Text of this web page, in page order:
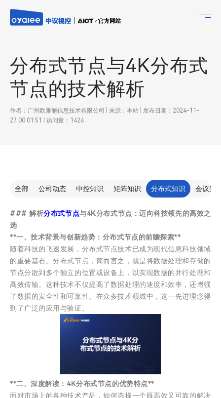
分布式节点与4K分布式
节点的技术解析
作者：广州欧雅丽信息技术有限公司 | 来源：本站 | 发布日期：2024-11-
27 00:01:51 | 访问量：1424
全部 公司动态 中控知识 矩阵知识 分布式知识 会议知
### 解析分布式节点与4K分布式节点：迈向科技领先的高效之
选
**一、技术背景与创新趋势：分布式节点的前瞻探索**
随着科技的飞速发展，分布式节点技术已成为现代信息科技领域
的重要基石。分布式节点，简而言之，就是将数据处理和存储的
节点分散到多个独立的位置或设备上，以实现数据的并行处理和
高效传输。这种技术不仅提高了数据处理的速度和效率，还增强
了数据的安全性和可靠性。在众多技术领域中，这一先进理念得
到了广泛的应用与验证。
**二、深度解读：4K分布式节点的优势特点**
面对市场上的各种技术产品，如何选择一个既高效又可靠的解决